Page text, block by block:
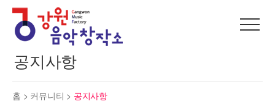
공지사항
홈 > 커뮤니티 > 공지사항